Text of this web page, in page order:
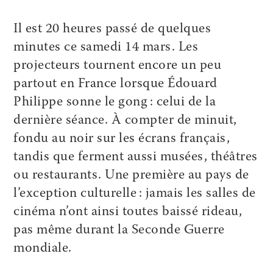
Il est 20 heures passé de quelques
minutes ce samedi 14 mars. Les
projecteurs tournent encore un peu
partout en France lorsque Édouard
Philippe sonne le gong : celui de la
dernière séance. À compter de minuit,
fondu au noir sur les écrans français,
tandis que ferment aussi musées, théâtres
ou restaurants. Une première au pays de
l’exception culturelle : jamais les salles de
cinéma n’ont ainsi toutes baissé rideau,
pas même durant la Seconde Guerre
mondiale.